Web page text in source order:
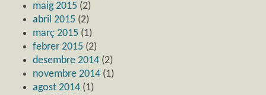
maig 2015 (2)
abril 2015 (2)
març 2015 (1)
febrer 2015 (2)
desembre 2014 (2)
novembre 2014 (1)
agost 2014 (1)